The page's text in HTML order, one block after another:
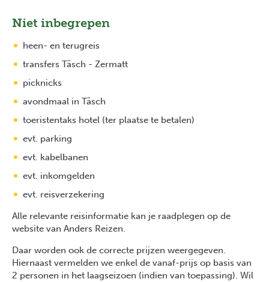
Niet inbegrepen
heen- en terugreis
transfers Täsch - Zermatt
picknicks
avondmaal in Täsch
toeristentaks hotel (ter plaatse te betalen)
evt. parking
evt. kabelbanen
evt. inkomgelden
evt. reisverzekering
Alle relevante reisinformatie kan je raadplegen op de
website van Anders Reizen.
Daar worden ook de correcte prijzen weergegeven.
Hiernaast vermelden we enkel de vanaf-prijs op basis van
2 personen in het laagseizoen (indien van toepassing). Wil